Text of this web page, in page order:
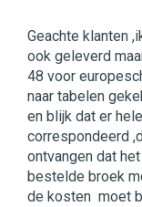
Geachte klanten
ook geleverd
48 voor
naar tabelen
en blijk dat er
correspondeerd
ontvangen dat
bestelde broek
de kosten moet